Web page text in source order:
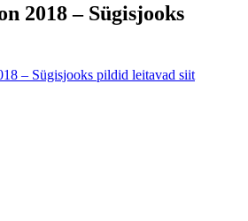
2018 – Sügisjooks
– Sügisjooks pildid leitavad siit